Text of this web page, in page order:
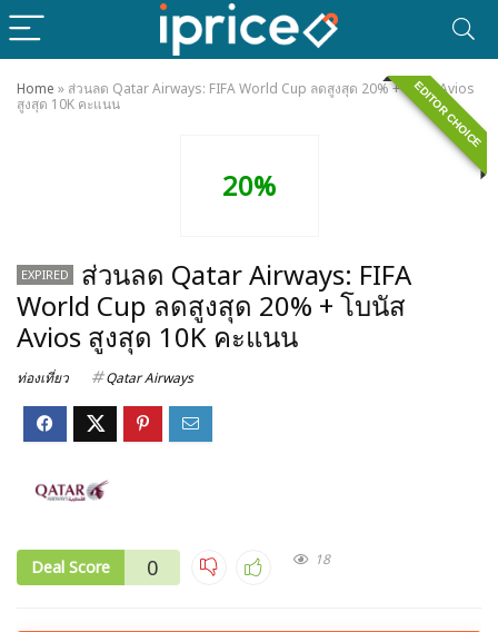
Home » ส่วนลด Qatar Airways: FIFA World Cup ลดสูงสุด 20% + โบนัส Avios
สูงสุด 10K คะแนน
EDITOR CHOICE
20%
EXPIRED
ส่วนลด Qatar Airways: FIFA
World Cup ลดสูงสุด 20% + โบนัส
Avios สูงสุด 10K คะแนน
ท่องเที่ยว Qatar Airways
Deal Score 0 18